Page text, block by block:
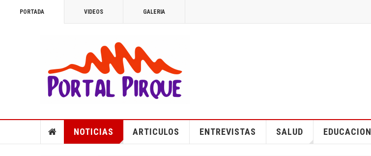
PORTADA VIDEOS GALERIA
NOTICIAS ARTICULOS ENTREVISTAS SALUD EDUCACION